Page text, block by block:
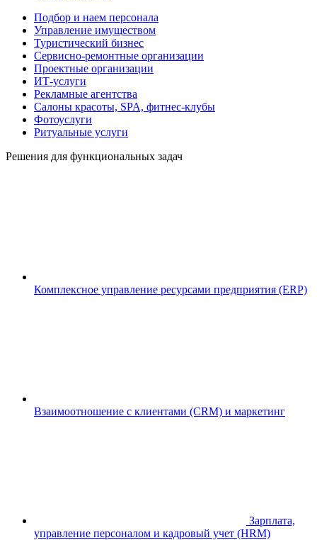
Подбор и наем персонала
Управление имуществом
Туристический бизнес
Сервисно-ремонтные организации
Проектные организации
ИТ-услуги
Рекламные агентства
Салоны красоты, SPA, фитнес-клубы
Фотоуслуги
Ритуальные услуги
Решения для функциональных задач
Комплексное управление ресурсами предприятия (ERP)
Взаимоотношение с клиентами (CRM) и маркетинг
Зарплата,
управление персоналом и кадровый учет (HRM)